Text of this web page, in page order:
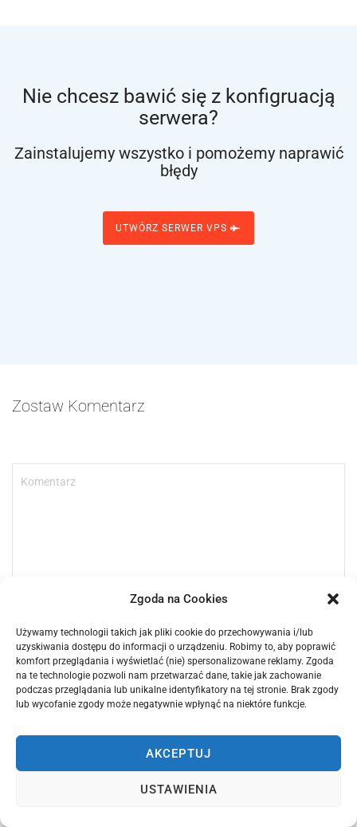
Zgoda na Cookies
Używamy technologii takich jak pliki cookie do przechowywania i/lub
uzyskiwania dostępu do informacji o urządzeniu. Robimy to, aby poprawić
komfort przeglądania i wyświetlać (nie) spersonalizowane reklamy. Zgoda
na te technologie pozwoli nam przetwarzać dane, takie jak zachowanie
podczas przeglądania lub unikalne identyfikatory na tej stronie. Brak zgody
lub wycofanie zgody może negatywnie wpłynąć na niektóre funkcje.
AKCEPTUJ
USTAWIENIA
Nie chcesz bawić się z konfigruacją
serwera?
Zainstalujemy wszystko i pomożemy naprawić
błędy
UTWÓRZ SERWER VPS
Zostaw Komentarz